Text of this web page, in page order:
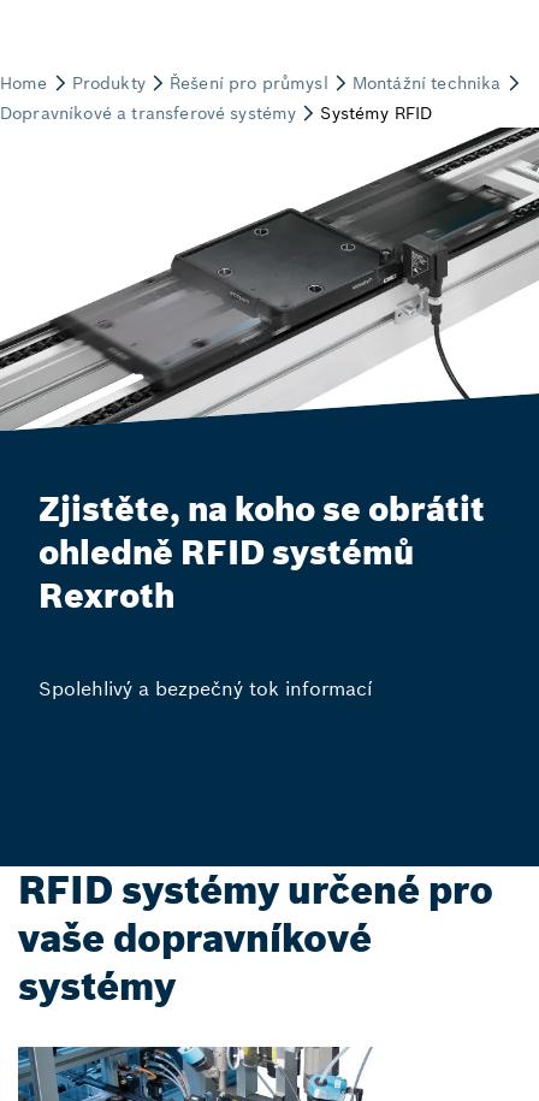
Zjistěte, na koho se obrátit
ohledně RFID systémů
Rexroth
Spolehlivý a bezpečný tok informací
RFID systémy určené pro
vaše dopravníkové
systémy